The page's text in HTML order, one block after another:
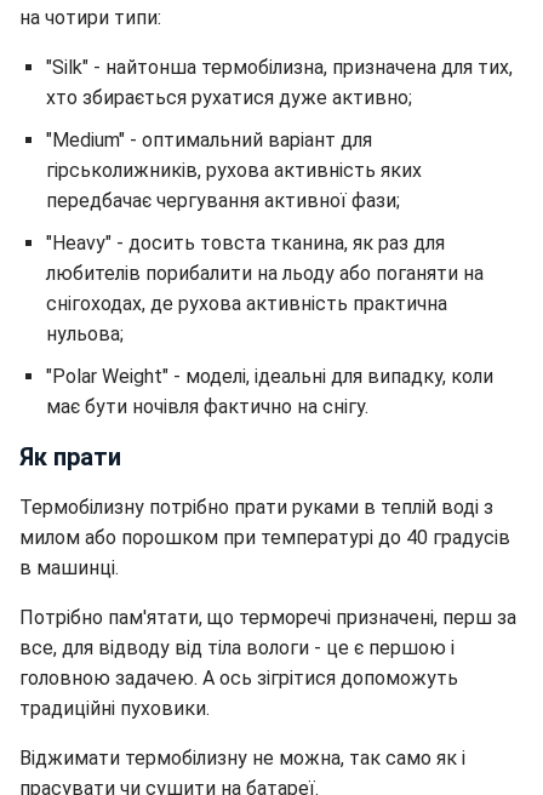
на чотири типи:
"Silk" - найтонша термобілизна, призначена для тих,
хто збирається рухатися дуже активно;
"Medium" - оптимальний варіант для
гірськолижників, рухова активність яких
передбачає чергування активної фази;
"Heavy" - досить товста тканина, як раз для
любителів порибалити на льоду або поганяти на
снігоходах, де рухова активність практична
нульова;
"Polar Weight" - моделі, ідеальні для випадку, коли
має бути ночівля фактично на снігу.
Як прати
Термобілизну потрібно прати руками в теплій воді з
милом або порошком при температурі до 40 градусів
в машинці.
Потрібно пам'ятати, що терморечі призначені, перш за
все, для відводу від тіла вологи - це є першою і
головною задачею. А ось зігрітися допоможуть
традиційні пуховики.
Віджимати термобілизну не можна, так само як і
прасувати чи сушити на батареї.